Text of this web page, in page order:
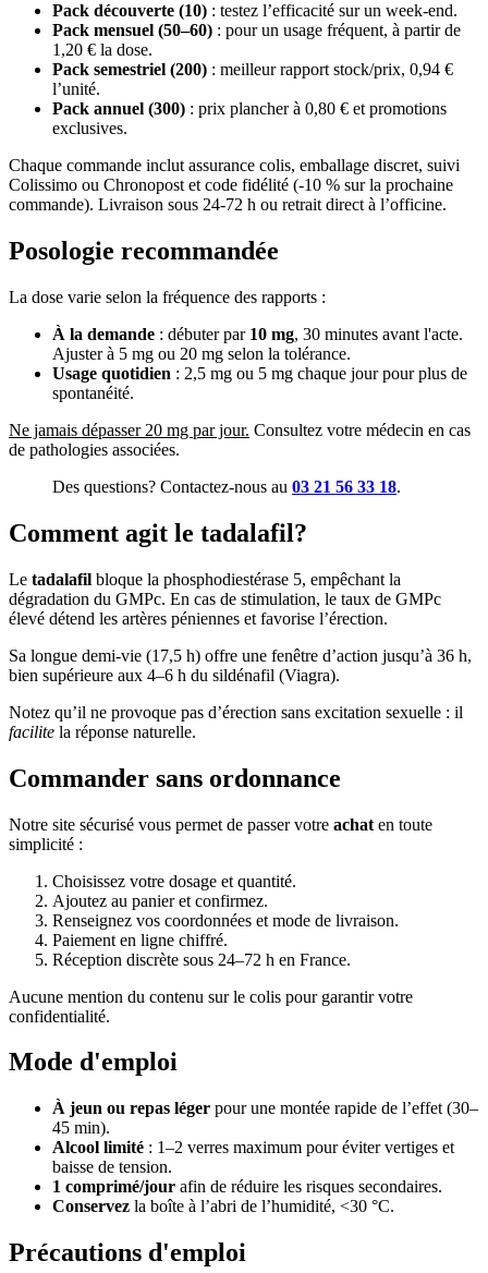
Pack découverte (10) : testez l’efficacité sur un week-end.
Pack mensuel (50–60) : pour un usage fréquent, à partir de
1,20 € la dose.
Pack semestriel (200) : meilleur rapport stock/prix, 0,94 €
l’unité.
Pack annuel (300) : prix plancher à 0,80 € et promotions
exclusives.
Chaque commande inclut assurance colis, emballage discret, suivi
Colissimo ou Chronopost et code fidélité (-10 % sur la prochaine
commande). Livraison sous 24-72 h ou retrait direct à l’officine.
Posologie recommandée
La dose varie selon la fréquence des rapports :
À la demande : débuter par 10 mg, 30 minutes avant l'acte.
Ajuster à 5 mg ou 20 mg selon la tolérance.
Usage quotidien : 2,5 mg ou 5 mg chaque jour pour plus de
spontanéité.
Ne jamais dépasser 20 mg par jour. Consultez votre médecin en cas
de pathologies associées.
Des questions? Contactez-nous au 03 21 56 33 18.
Comment agit le tadalafil?
Le tadalafil bloque la phosphodiestérase 5, empêchant la
dégradation du GMPc. En cas de stimulation, le taux de GMPc
élevé détend les artères péniennes et favorise l’érection.
Sa longue demi-vie (17,5 h) offre une fenêtre d’action jusqu’à 36 h,
bien supérieure aux 4–6 h du sildénafil (Viagra).
Notez qu’il ne provoque pas d’érection sans excitation sexuelle : il
facilite la réponse naturelle.
Commander sans ordonnance
Notre site sécurisé vous permet de passer votre achat en toute
simplicité :
Choisissez votre dosage et quantité.
Ajoutez au panier et confirmez.
Renseignez vos coordonnées et mode de livraison.
Paiement en ligne chiffré.
Réception discrète sous 24–72 h en France.
Aucune mention du contenu sur le colis pour garantir votre
confidentialité.
Mode d'emploi
À jeun ou repas léger pour une montée rapide de l’effet (30–
45 min).
Alcool limité : 1–2 verres maximum pour éviter vertiges et
baisse de tension.
1 comprimé/jour afin de réduire les risques secondaires.
Conservez la boîte à l’abri de l’humidité, <30 °C.
Précautions d'emploi